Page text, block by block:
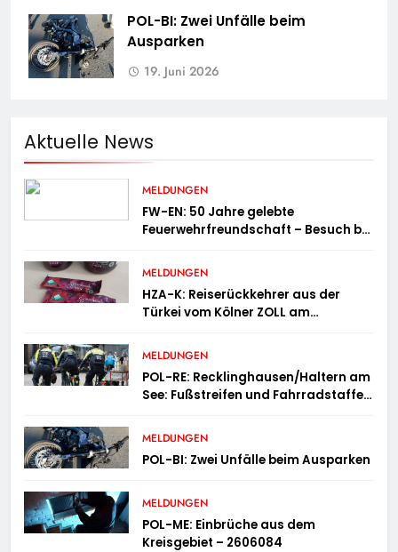
POL-BI: Zwei Unfälle beim
Ausparken
19. Juni 2026
Aktuelle News
MELDUNGEN
FW-EN: 50 Jahre gelebte
Feuerwehrfreundschaft – Besuch bei
Österreich
MELDUNGEN
HZA-K: Reiserückkehrer aus der
Türkei vom Kölner ZOLL am
Potenzhonig erwischt / Gefährlicher
Trend hält an
MELDUNGEN
POL-RE: Recklinghausen/Haltern am
See: Fußstreifen und Fahrradstaffel
MELDUNGEN
POL-BI: Zwei Unfälle beim Ausparken
MELDUNGEN
POL-ME: Einbrüche aus dem
Kreisgebiet – 2606084